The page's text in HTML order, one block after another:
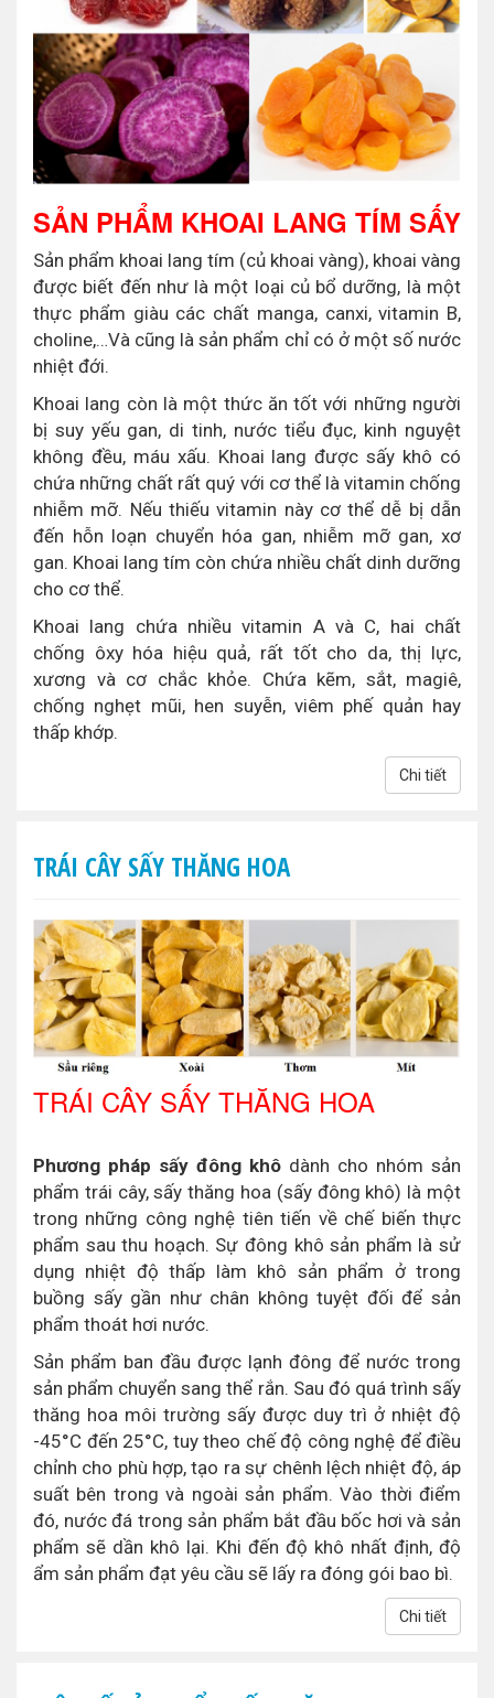
SẢN PHẨM KHOAI LANG TÍM SẤY
Sản phẩm khoai lang tím (củ khoai vàng), khoai vàng
được biết đến như là một loại củ bổ dưỡng, là một
thực phẩm giàu các chất manga, canxi, vitamin B,
choline,…Và cũng là sản phẩm chỉ có ở một số nước
nhiệt đới.
Khoai lang còn là một thức ăn tốt với những người
bị suy yếu gan, di tinh, nước tiểu đục, kinh nguyệt
không đều, máu xấu. Khoai lang được sấy khô có
chứa những chất rất quý với cơ thể là vitamin chống
nhiễm mỡ. Nếu thiếu vitamin này cơ thể dễ bị dẫn
đến hỗn loạn chuyển hóa gan, nhiễm mỡ gan, xơ
gan. Khoai lang tím còn chứa nhiều chất dinh dưỡng
cho cơ thể.
Khoai lang chứa nhiều vitamin A và C, hai chất
chống ôxy hóa hiệu quả, rất tốt cho da, thị lực,
xương và cơ chắc khỏe. Chứa kẽm, sắt, magiê,
chống nghẹt mũi, hen suyễn, viêm phế quản hay
thấp khớp.
Chi tiết
TRÁI CÂY SẤY THĂNG HOA
TRÁI CÂY SẤY THĂNG HOA
Phương pháp sấy đông khô dành cho nhóm sản
phẩm trái cây, sấy thăng hoa (sấy đông khô) là một
trong những công nghệ tiên tiến về chế biến thực
phẩm sau thu hoạch. Sự đông khô sản phẩm là sử
dụng nhiệt độ thấp làm khô sản phẩm ở trong
buồng sấy gần như chân không tuyệt đối để sản
phẩm thoát hơi nước.
Sản phẩm ban đầu được lạnh đông để nước trong
sản phẩm chuyển sang thể rắn. Sau đó quá trình sấy
thăng hoa môi trường sấy được duy trì ở nhiệt độ
-45°C đến 25°C, tuy theo chế độ công nghệ để điều
chỉnh cho phù hợp, tạo ra sự chênh lệch nhiệt độ, áp
suất bên trong và ngoài sản phẩm. Vào thời điểm
đó, nước đá trong sản phẩm bắt đầu bốc hơi và sản
phẩm sẽ dần khô lại. Khi đến độ khô nhất định, độ
ẩm sản phẩm đạt yêu cầu sẽ lấy ra đóng gói bao bì.
Chi tiết